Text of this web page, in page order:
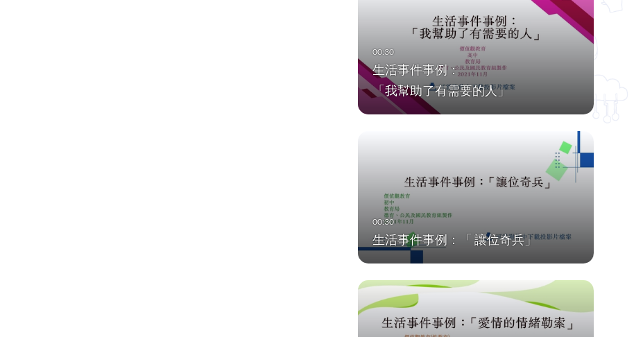
生活事件事例：
「我幫助了有需要的人」
生活事件事例：「 讓位奇兵」